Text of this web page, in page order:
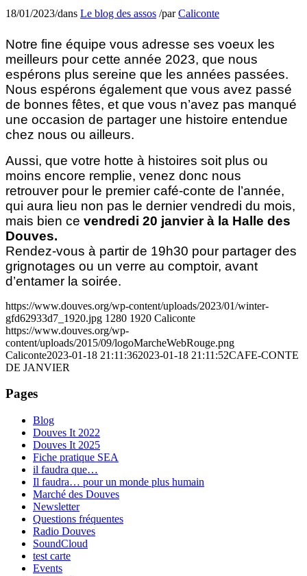
18/01/2023/dans Le blog des assos /parCaliconte
Notre fine équipe vous adresse ses voeux les
meilleurs pour cette année 2023, que nous
espérons plus sereine que les années passées.
Nous espérons également que vous avez passé
de bonnes fêtes, et que vous n’avez pas manqué
une occasion de partager une histoire entendue
chez nous ou ailleurs.
Aussi, que votre hotte à histoires soit plus ou
moins encore remplie, venez donc nous
retrouver pour le premier café-conte de l’année,
qui aura lieu non pas le dernier vendredi du mois,
mais bien ce vendredi 20 janvier à la Halle des
Douves.
Rendez-vous à partir de 19h30 pour partager des
grignotages ou un verre au comptoir, avant
d’entamer la soirée.
https://www.douves.org/wp-content/uploads/2023/01/winter-
gfd62933d7_1920.jpg 1280 1920 Caliconte
https://www.douves.org/wp-
content/uploads/2015/09/logoMarcheWebRouge.png
Caliconte2023-01-18 21:11:362023-01-18 21:11:52CAFE-CONTE
DE JANVIER
Pages
Blog
Douves It 2022
Douves It 2025
Fiche pratique SEA
il faudra que…
Il faudra… pour un monde plus humain
Marché des Douves
Newsletter
Questions fréquentes
Radio Douves
SoundCloud
test carte
Events